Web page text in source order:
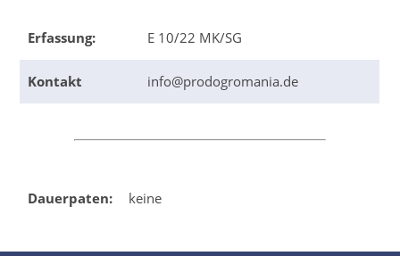
Erfassung: E 10/22 MK/SG
Kontakt info@prodogromania.de
Dauerpaten: keine